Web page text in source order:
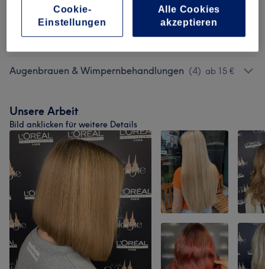
Hochsteckfrisuren & Make-Up ab 75 €
Augenbrauen & Wimpernbehandlungen (4) ab 15 €
Unsere Arbeit
Bild anklicken für weitere Details
Cookie-
Einstellungen
Alle Cookies
akzeptieren